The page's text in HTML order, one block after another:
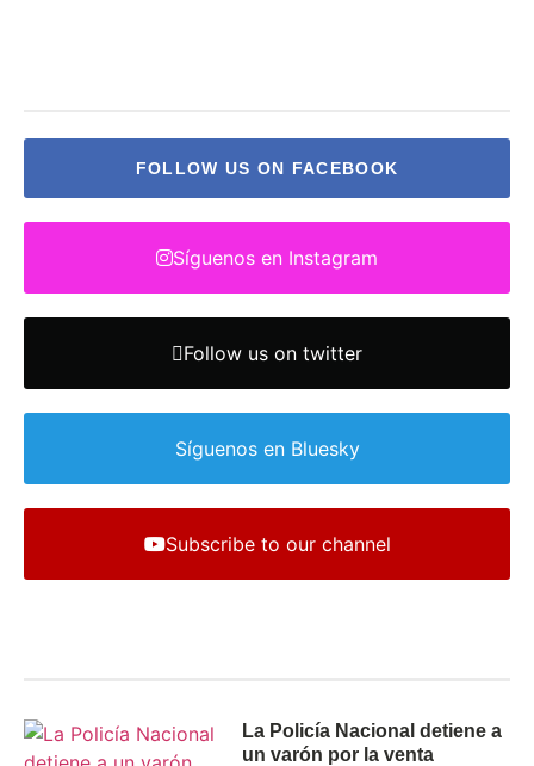
FOLLOW US ON FACEBOOK
Síguenos en Instagram
Follow us on twitter
Síguenos en Bluesky
Subscribe to our channel
La Policía Nacional detiene a
un varón por la venta